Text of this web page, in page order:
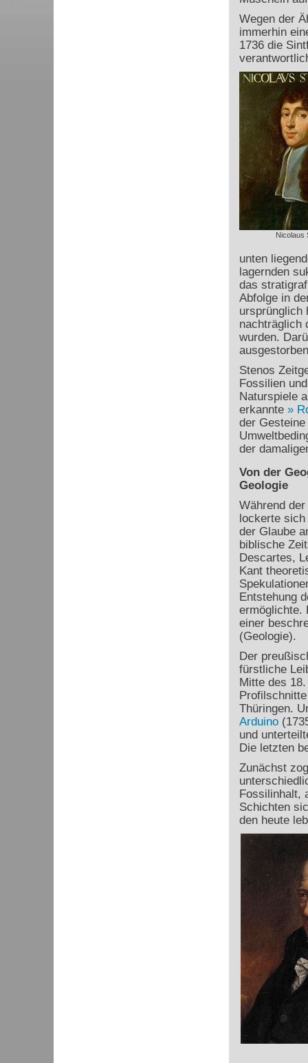
Wegen der
immerhin
1736 die
Nicolaus
unten
lagernden
das
Abfolge in
ursprünglich
nachträglich
wurden.
Stenos
Fossilien
Naturspiele
erkannte
der
der
Von der
Geologie
Während
lockerte
der Glaube
biblische
Descartes,
Kant
Entstehung
ermöglichte.
einer
(Geologie).
Der
fürstliche
Mitte des
Thüringen.
Arduino
und
Die letzten
Zunächst
Fossilinhalt,
Schichten
den heute